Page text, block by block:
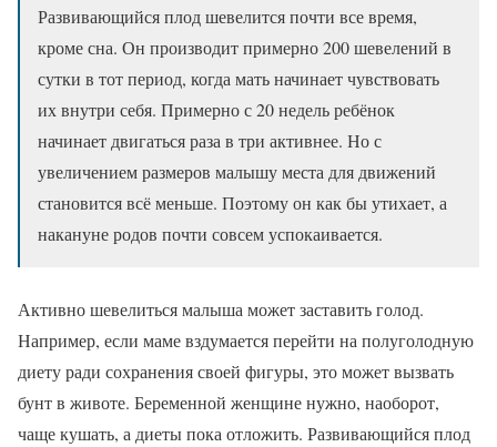
Развивающийся плод шевелится почти все время,
кроме сна. Он производит примерно 200 шевелений в
сутки в тот период, когда мать начинает чувствовать
их внутри себя. Примерно с 20 недель ребёнок
начинает двигаться раза в три активнее. Но с
увеличением размеров малышу места для движений
становится всё меньше. Поэтому он как бы утихает, а
накануне родов почти совсем успокаивается.
Активно шевелиться малыша может заставить голод.
Например, если маме вздумается перейти на полуголодную
диету ради сохранения своей фигуры, это может вызвать
бунт в животе. Беременной женщине нужно, наоборот,
чаще кушать, а диеты пока отложить. Развивающийся плод